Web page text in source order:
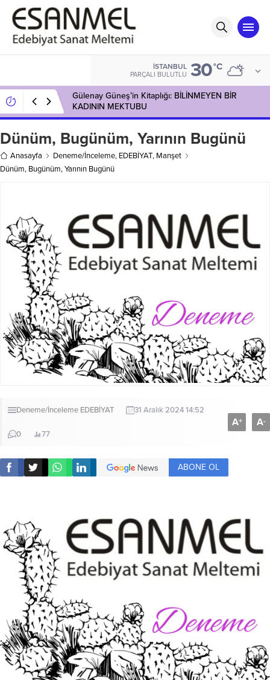
İSTANBUL
PARÇALI BULUTLU 30°C
Gülenay Güneş’in Kitaplığı: BİLİNMEYEN BİR
KADININ MEKTUBU
Dünüm, Bugünüm, Yarının Bugünü
Anasayfa Deneme/İnceleme, EDEBİYAT, Manşet
Dünüm, Bugünüm, Yarının Bugünü
Deneme/İnceleme EDEBİYAT 31 Aralık 2024 14:52
0 77
A+ A-
ABONE OL